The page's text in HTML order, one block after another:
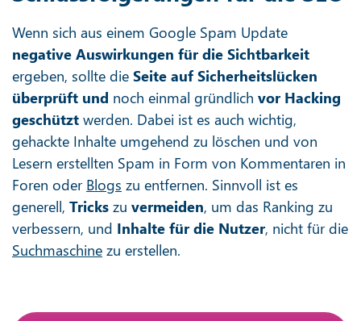
Wenn sich aus einem Google Spam Update
negative Auswirkungen für die Sichtbarkeit
ergeben, sollte die Seite auf Sicherheitslücken
überprüft und noch einmal gründlich vor Hacking
geschützt werden. Dabei ist es auch wichtig,
gehackte Inhalte umgehend zu löschen und von
Lesern erstellten Spam in Form von Kommentaren in
Foren oder Blogs zu entfernen. Sinnvoll ist es
generell, Tricks zu vermeiden, um das Ranking zu
verbessern, und Inhalte für die Nutzer, nicht für die
Suchmaschine zu erstellen.